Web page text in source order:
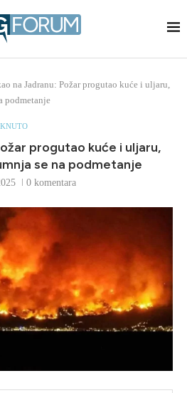
na Jadranu: Požar progutao kuće i uljaru,
podmetanje
progutao kuće i uljaru,
se na podmetanje
0 komentara